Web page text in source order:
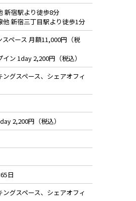
新宿駅より徒歩8分
他 新宿三丁目駅より徒歩1分
スペース 月額11,000円（税
イン 1day 2,200円（税込）
ングスペース、シェアオフィ
2,200円（税込）
日
ングスペース、シェアオフィ